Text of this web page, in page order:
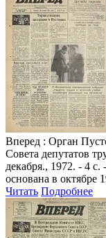
Вперед : Орган
Совета депутатов
декабря., 1972. - 4 с.
основана в октябре
Читать Подробнее